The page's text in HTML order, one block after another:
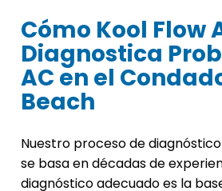
Cómo Kool Flow
Diagnostica
AC en el
Beach
Nuestro proceso de
se basa en décadas de
diagnóstico adecuado es la